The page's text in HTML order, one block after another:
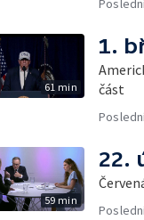
61 min
1.
část
59 min
22.